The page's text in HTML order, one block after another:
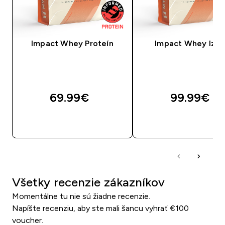
Impact Whey Proteín
69.99€‎
Impact Whey
99.99€‎
Všetky recenzie zákazníkov
Momentálne tu nie sú žiadne recenzie.
Napíšte recenziu, aby ste mali šancu vyhrať €100
voucher.